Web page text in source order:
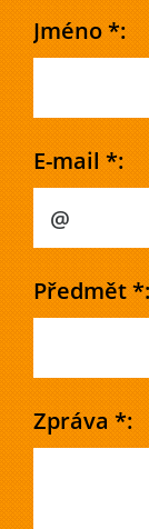
Jméno *:
E-mail *:
Předmět *:
Zpráva *: